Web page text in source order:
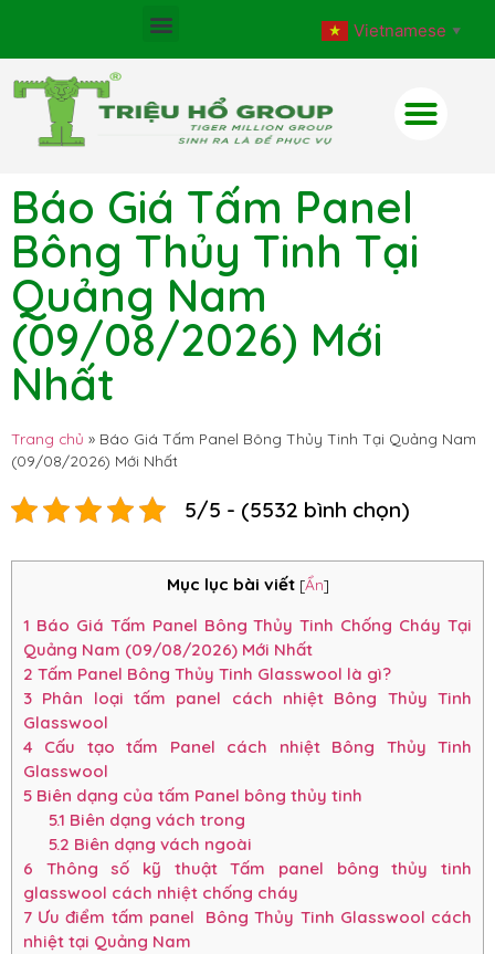
Vietnamese ▼
Báo Giá Tấm Panel
Bông Thủy Tinh Tại
Quảng Nam
(09/08/2026) Mới
Nhất
Trang chủ » Báo Giá Tấm Panel Bông Thủy Tinh Tại Quảng Nam
(09/08/2026) Mới Nhất
5/5 - (5532 bình chọn)
Mục lục bài viết [Ẩn]
1 Báo Giá Tấm Panel Bông Thủy Tinh Chống Cháy Tại
Quảng Nam (09/08/2026) Mới Nhất
2 Tấm Panel Bông Thủy Tinh Glasswool là gì?
3 Phân loại tấm panel cách nhiệt Bông Thủy Tinh
Glasswool
4 Cấu tạo tấm Panel cách nhiệt Bông Thủy Tinh
Glasswool
5 Biên dạng của tấm Panel bông thủy tinh
5.1 Biên dạng vách trong
5.2 Biên dạng vách ngoài
6 Thông số kỹ thuật Tấm panel bông thủy tinh
glasswool cách nhiệt chống cháy
7 Ưu điểm tấm panel Bông Thủy Tinh Glasswool cách
nhiệt tại Quảng Nam